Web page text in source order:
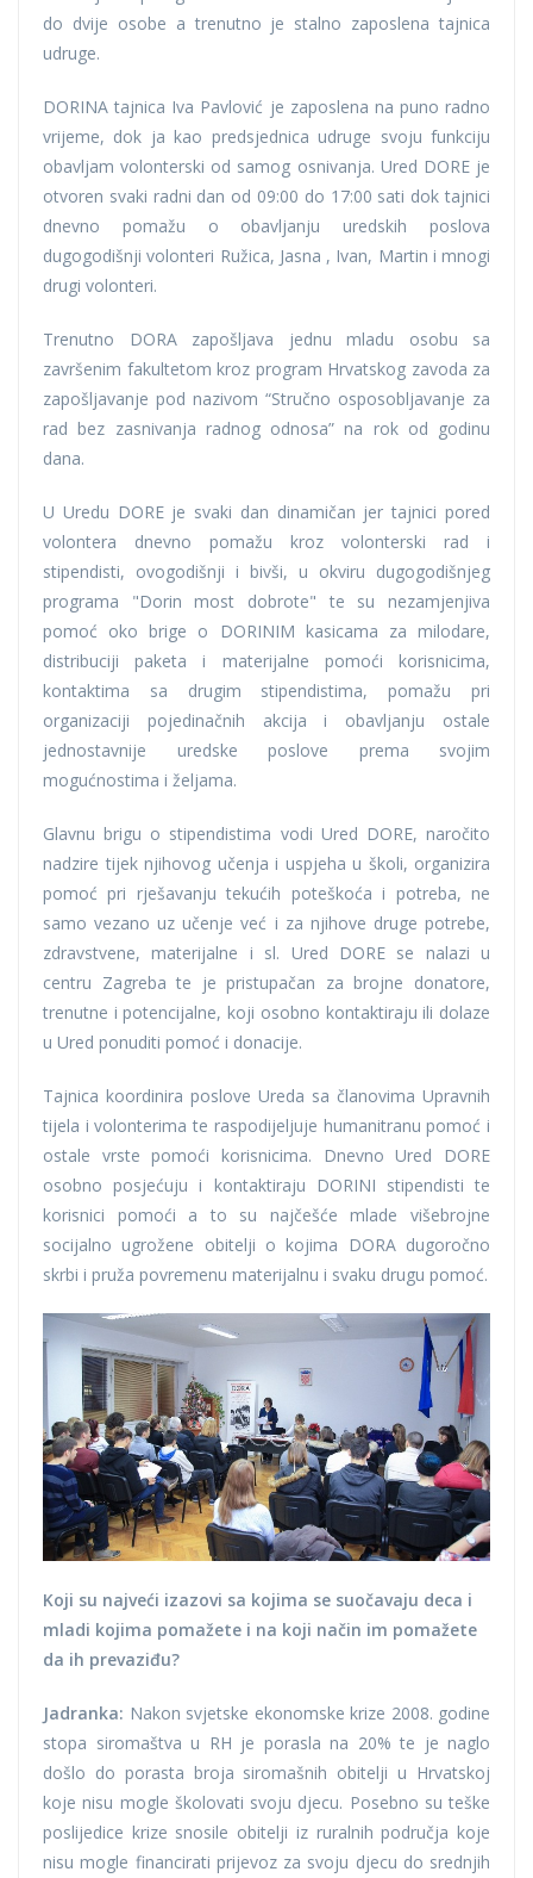
do dvije osobe a trenutno je stalno zaposlena tajnica
udruge.
DORINA tajnica Iva Pavlović je zaposlena na puno radno
vrijeme, dok ja kao predsjednica udruge svoju funkciju
obavljam volonterski od samog osnivanja. Ured DORE je
otvoren svaki radni dan od 09:00 do 17:00 sati dok tajnici
dnevno pomažu o obavljanju uredskih poslova
dugogodišnji volonteri Ružica, Jasna , Ivan, Martin i mnogi
drugi volonteri.
Trenutno DORA zapošljava jednu mladu osobu sa
završenim fakultetom kroz program Hrvatskog zavoda za
zapošljavanje pod nazivom “Stručno osposobljavanje za
rad bez zasnivanja radnog odnosa” na rok od godinu
dana.
U Uredu DORE je svaki dan dinamičan jer tajnici pored
volontera dnevno pomažu kroz volonterski rad i
stipendisti, ovogodišnji i bivši, u okviru dugogodišnjeg
programa "Dorin most dobrote" te su nezamjenjiva
pomoć oko brige o DORINIM kasicama za milodare,
distribuciji paketa i materijalne pomoći korisnicima,
kontaktima sa drugim stipendistima, pomažu pri
organizaciji pojedinačnih akcija i obavljanju ostale
jednostavnije uredske poslove prema svojim
mogućnostima i željama.
Glavnu brigu o stipendistima vodi Ured DORE, naročito
nadzire tijek njihovog učenja i uspjeha u školi, organizira
pomoć pri rješavanju tekućih poteškoća i potreba, ne
samo vezano uz učenje već i za njihove druge potrebe,
zdravstvene, materijalne i sl. Ured DORE se nalazi u
centru Zagreba te je pristupačan za brojne donatore,
trenutne i potencijalne, koji osobno kontaktiraju ili dolaze
u Ured ponuditi pomoć i donacije.
Tajnica koordinira poslove Ureda sa članovima Upravnih
tijela i volonterima te raspodijeljuje humanitranu pomoć i
ostale vrste pomoći korisnicima. Dnevno Ured DORE
osobno posjećuju i kontaktiraju DORINI stipendisti te
korisnici pomoći a to su najčešće mlade višebrojne
socijalno ugrožene obitelji o kojima DORA dugoročno
skrbi i pruža povremenu materijalnu i svaku drugu pomoć.
Koji su najveći izazovi sa kojima se suočavaju deca i
mladi kojima pomažete i na koji način im pomažete
da ih prevaziđu?
Jadranka: Nakon svjetske ekonomske krize 2008. godine
stopa siromaštva u RH je porasla na 20% te je naglo
došlo do porasta broja siromašnih obitelji u Hrvatskoj
koje nisu mogle školovati svoju djecu. Posebno su teške
poslijedice krize snosile obitelji iz ruralnih područja koje
nisu mogle financirati prijevoz za svoju djecu do srednjih